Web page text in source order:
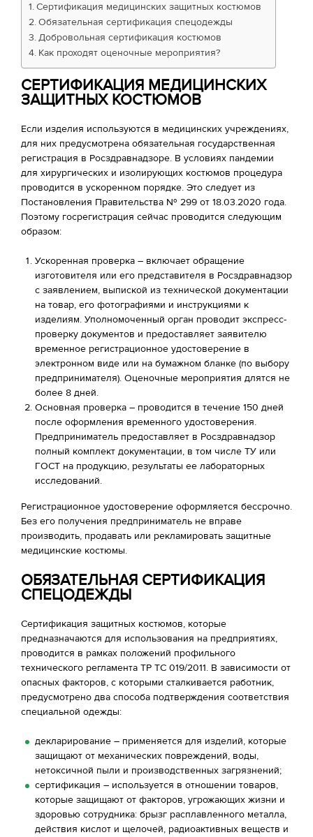
Сертификация медицинских защитных костюмов
Обязательная сертификация спецодежды
Добровольная сертификация костюмов
Как проходят оценочные мероприятия?
СЕРТИФИКАЦИЯ МЕДИЦИНСКИХ
ЗАЩИТНЫХ КОСТЮМОВ
Если изделия используются в медицинских учреждениях,
для них предусмотрена обязательная государственная
регистрация в Росздравнадзоре. В условиях пандемии
для хирургических и изолирующих костюмов процедура
проводится в ускоренном порядке. Это следует из
Постановления Правительства № 299 от 18.03.2020 года.
Поэтому госрегистрация сейчас проводится следующим
образом:
Ускоренная проверка – включает обращение
изготовителя или его представителя в Росздравнадзор
с заявлением, выпиской из технической документации
на товар, его фотографиями и инструкциями к
изделиям. Уполномоченный орган проводит экспресс-
проверку документов и предоставляет заявителю
временное регистрационное удостоверение в
электронном виде или на бумажном бланке (по выбору
предпринимателя). Оценочные мероприятия длятся не
более 8 дней.
Основная проверка – проводится в течение 150 дней
после оформления временного удостоверения.
Предприниматель предоставляет в Росздравнадзор
полный комплект документации, в том числе ТУ или
ГОСТ на продукцию, результаты ее лабораторных
исследований.
Регистрационное удостоверение оформляется бессрочно.
Без его получения предприниматель не вправе
производить, продавать или рекламировать защитные
медицинские костюмы.
ОБЯЗАТЕЛЬНАЯ СЕРТИФИКАЦИЯ
СПЕЦОДЕЖДЫ
Сертификация защитных костюмов, которые
предназначаются для использования на предприятиях,
проводится в рамках положений профильного
технического регламента ТР ТС 019/2011. В зависимости от
опасных факторов, с которыми сталкивается работник,
предусмотрено два способа подтверждения соответствия
специальной одежды:
декларирование – применяется для изделий, которые
защищают от механических повреждений, воды,
нетоксичной пыли и производственных загрязнений;
сертификация – используется в отношении товаров,
которые защищают от факторов, угрожающих жизни и
здоровью сотрудника: брызг расплавленного металла,
действия кислот и щелочей, радиоактивных веществ и